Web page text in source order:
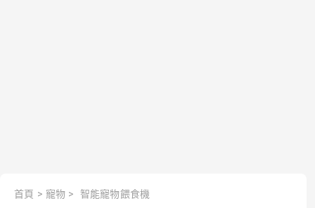
首頁 > 寵物 > 智能寵物餵食機